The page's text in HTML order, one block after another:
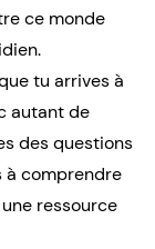
ce monde
tu arrives à
autant de
des questions
à comprendre
ressource